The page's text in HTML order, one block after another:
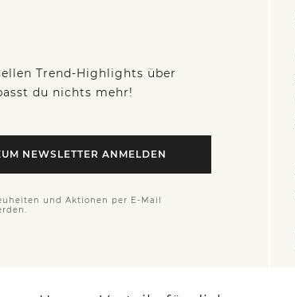
Trend-Highlights über
du nichts mehr!
NEWSLETTER ANMELDEN
und Aktionen per E-Mail